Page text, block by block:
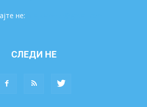
не:
СЛЕДИ НЕ